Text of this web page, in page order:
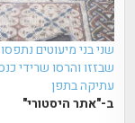
שני בני מיעוטים
שבזזו והרסו שרידי
עתיקה בתפן
ב-"אתר היסטורי"